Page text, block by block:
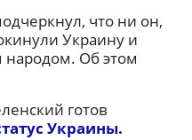
что ни он,
Украину и
народом. Об этом
готов
Украины.